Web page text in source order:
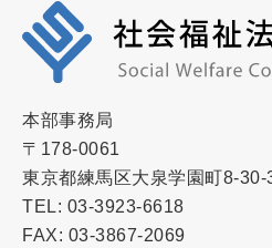
本部事務局
〒178-0061
東京都練馬区大泉学園町8-30-
TEL: 03-3923-6618
FAX: 03-3867-2069